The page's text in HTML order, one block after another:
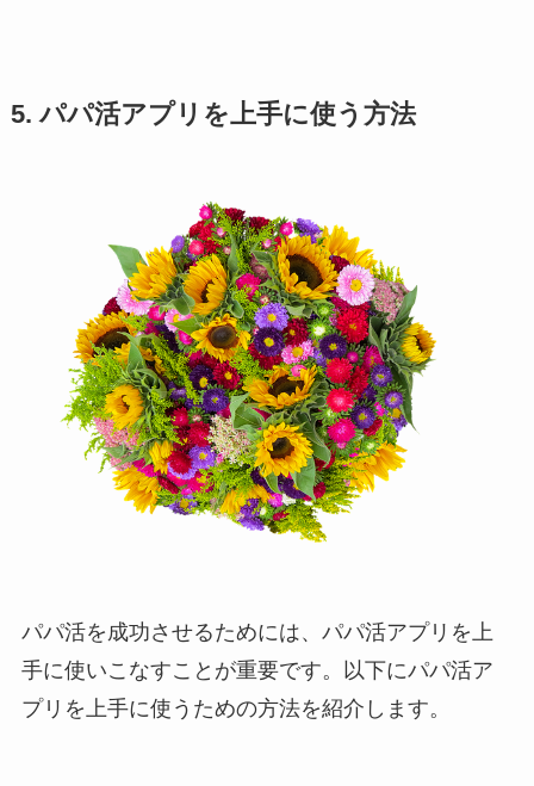
5. パパ活アプリを上手に使う方法
パパ活を成功させるためには、パパ活アプリを上
手に使いこなすことが重要です。以下にパパ活ア
プリを上手に使うための方法を紹介します。